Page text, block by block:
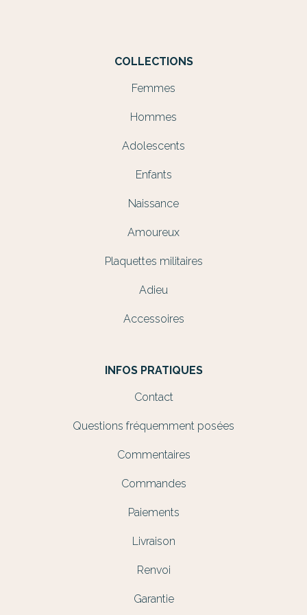
COLLECTIONS
Femmes
Hommes
Adolescents
Enfants
Naissance
Amoureux
Plaquettes militaires
Adieu
Accessoires
INFOS PRATIQUES
Contact
Questions fréquemment posées
Commentaires
Commandes
Paiements
Livraison
Renvoi
Garantie